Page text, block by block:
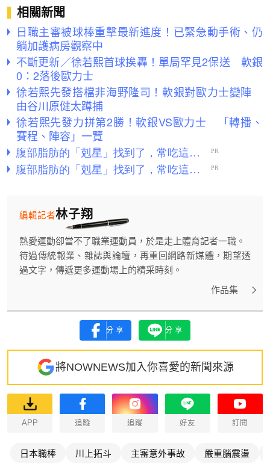
相關新聞
日職主審被球棒重擊最新進度！已緊急動手術、仍
躺加護病房觀察中
不斷更新／徐若熙首球挨轟！單局罕見2保送 軟銀
0：2落後歐力士
徐若熙先發搭檔非海野隆司！軟銀對歐力士變陣
由谷川原健太蹲捕
徐若熙先發力拼第2勝！軟銀VS歐力士 「轉播、
賽程、陣容」一覽
林子翔
編輯記者
熱愛運動卻當不了職業運動員，於是走上體育記者一職。
待過傳統報業、雜誌與論壇，再重回網路新媒體，期望透
過文字，傳遞更多運動場上的精采時刻。
作品集
分享 分享
將NOWNEWS加入你喜愛的新聞來源
APP 追蹤 追蹤 好友 訂閱
日本職棒 川上拓斗 主審意外事故 嚴重腦震盪